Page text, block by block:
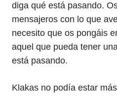
diga qué está pasando.
mensajeros con lo que
necesito que os pongáis
aquel que pueda tener
está pasando.
Klakas no podía estar